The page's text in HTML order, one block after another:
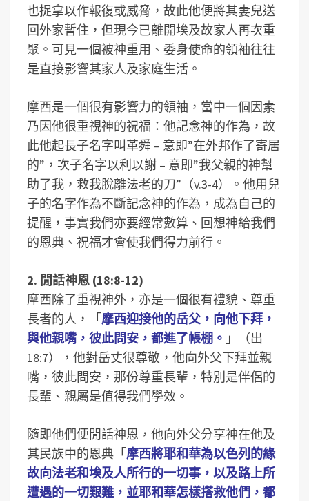
也捉拿以作報復或威脅，故此他便將其妻兒送
回外家暫住，但現今已離開埃及故家人再次重
聚。可見一個被神重用、委身使命的領袖往往
是直接影響其家人及家庭生活。
摩西是一個很有影響力的領袖，當中一個因素
乃因他很重視神的祝福：他記念神的作為，故
此他起長子名字叫革舜 – 意即”在外邦作了寄居
的”，次子名字以利以謝 – 意即”我父親的神幫
助了我，救我脫離法老的刀”（v.3-4）。他用兒
子的名字作為不斷記念神的作為，成為自己的
提醒，事實我們亦要經常數算、回想神給我們
的恩典、祝福才會使我們得力前行。
2. 閒話神恩 (18:8-12)
摩西除了重視神外，亦是一個很有禮貌、尊重
長者的人，「摩西迎接他的岳父，向他下拜，
與他親嘴，彼此問安，都進了帳棚。 」（出
18:7），他對岳丈很尊敬，他向外父下拜並親
嘴，彼此問安，那份尊重長輩，特別是伴侶的
長輩、親屬是值得我們學效。
隨即他們便閒話神恩，他向外父分享神在他及
其民族中的恩典「摩西將耶和華為以色列的緣
故向法老和埃及人所行的一切事，以及路上所
遭遇的一切艱難，並耶和華怎樣搭救他們，都